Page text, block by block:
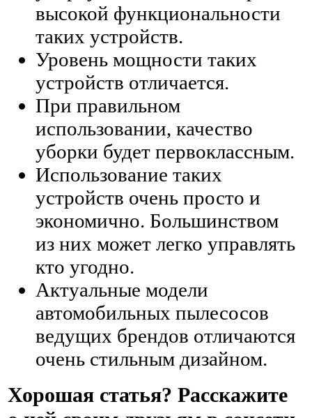
высокой функциональности
таких устройств.
Уровень мощности таких
устройств отличается.
При правильном
использовании, качество
уборки будет первоклассным.
Использование таких
устройств очень просто и
экономично. Большинством
из них может легко управлять
кто угодно.
Актуальные модели
автомобильных пылесосов
ведущих брендов отличаются
очень стильным дизайном.
Хорошая статья? Расскажите